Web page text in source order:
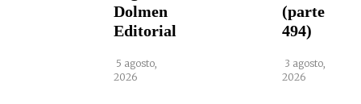
Dolmen
Editorial
5 agosto,
2026
(parte
494)
3 agosto,
2026